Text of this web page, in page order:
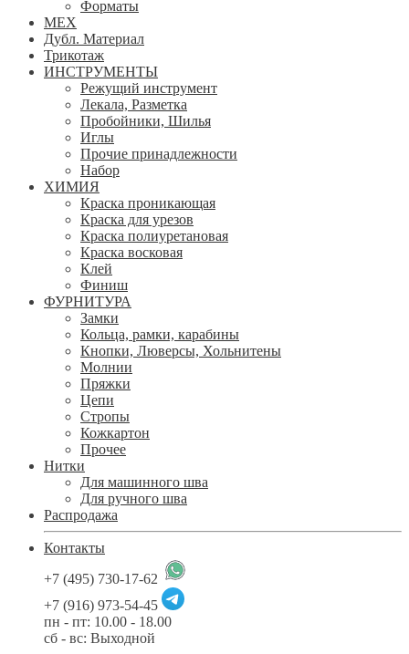
Форматы
МЕХ
Дубл. Материал
Трикотаж
ИНСТРУМЕНТЫ
Режущий инструмент
Лекала, Разметка
Пробойники, Шилья
Иглы
Прочие принадлежности
Набор
ХИМИЯ
Краска проникающая
Краска для урезов
Краска полиуретановая
Краска восковая
Клей
Финиш
ФУРНИТУРА
Замки
Кольца, рамки, карабины
Кнопки, Люверсы, Хольнитены
Молнии
Пряжки
Цепи
Стропы
Кожкартон
Прочее
Нитки
Для машинного шва
Для ручного шва
Распродажа
Контакты
+7 (495) 730-17-62
+7 (916) 973-54-45
пн - пт: 10.00 - 18.00
сб - вс: Выходной